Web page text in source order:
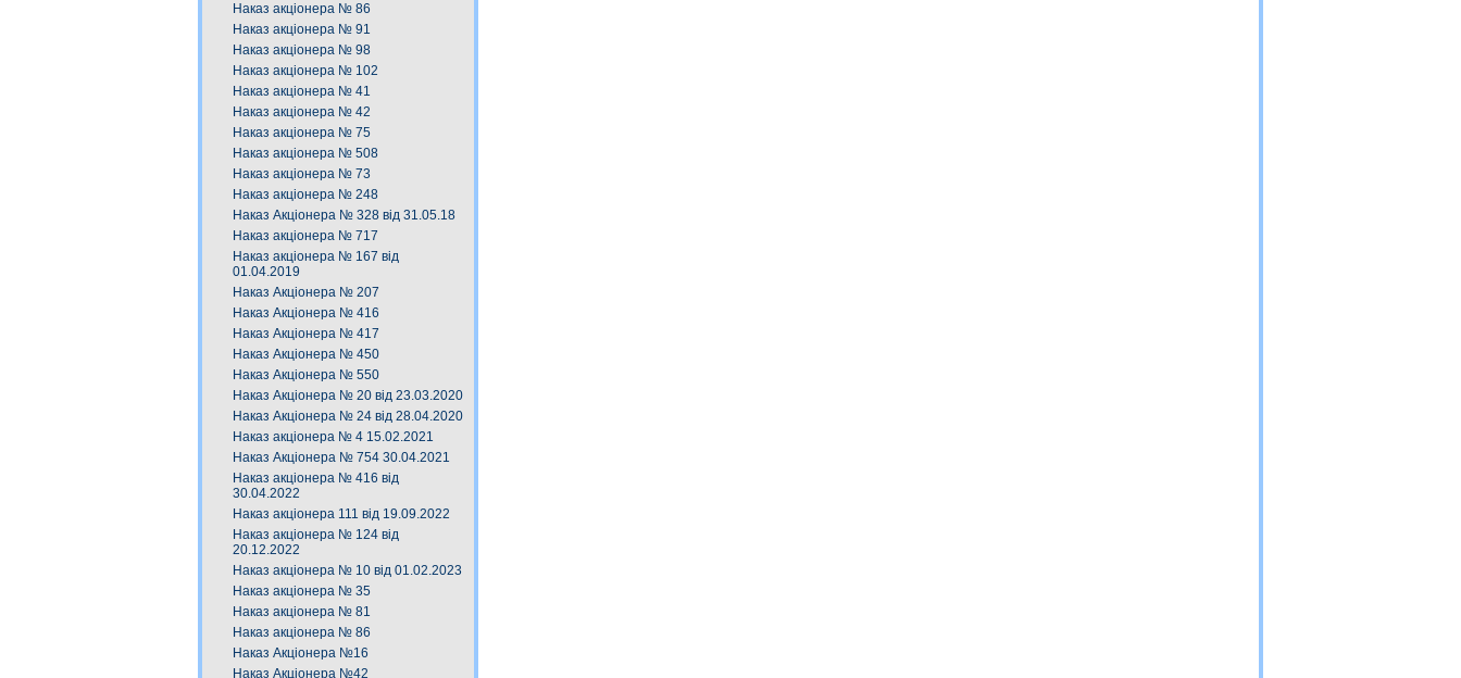
Наказ акціонера № 86
Наказ акціонера № 91
Наказ акціонера № 98
Наказ акціонера № 102
Наказ акціонера № 41
Наказ акціонера № 42
Наказ акціонера № 75
Наказ акціонера № 508
Наказ акціонера № 73
Наказ акціонера № 248
Наказ Акціонера № 328 від 31.05.18
Наказ акціонера № 717
Наказ акціонера № 167 від
01.04.2019
Наказ Акціонера № 207
Наказ Акціонера № 416
Наказ Акціонера № 417
Наказ Акціонера № 450
Наказ Акціонера № 550
Наказ Акціонера № 20 від 23.03.2020
Наказ Акціонера № 24 від 28.04.2020
Наказ акціонера № 4 15.02.2021
Наказ Акціонера № 754 30.04.2021
Наказ акціонера № 416 від
30.04.2022
Наказ акціонера 111 від 19.09.2022
Наказ акціонера № 124 від
20.12.2022
Наказ акціонера № 10 від 01.02.2023
Наказ акціонера № 35
Наказ акціонера № 81
Наказ акціонера № 86
Наказ Акціонера №16
Наказ Акціонера №42